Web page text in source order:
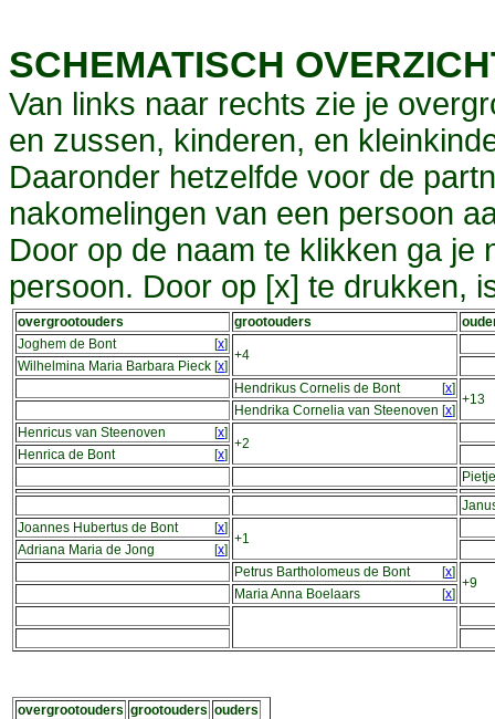
SCHEMATISCH
Van links naar rechts zie je
en zussen, kinderen, en
Daaronder hetzelfde voor de
nakomelingen van een persoon
Door op de naam te klikken ga je
persoon. Door op [x] te drukken,
overgrootouders grootouders
Joghem de Bont
[x]
+4
Wilhelmina Maria Barbara Pieck [x]
Hendrikus Cornelis de Bont
[x]
+13
Hendrika Cornelia van Steenoven [x]
Henricus van Steenoven
[x]
+2
Henrica de Bont [x]
Joannes Hubertus de Bont
[x]
+1
Adriana Maria de Jong [x]
Petrus Bartholomeus de Bont
[x]
+9
Maria Anna Boelaars [x]
overgrootouders grootouders ouders